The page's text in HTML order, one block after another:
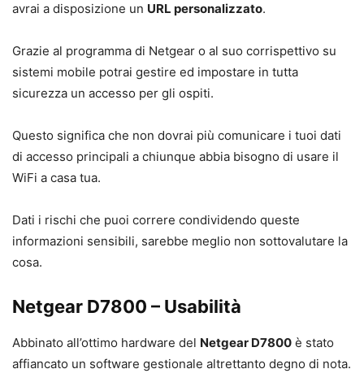
avrai a disposizione un URL personalizzato.
Grazie al programma di Netgear o al suo corrispettivo su
sistemi mobile potrai gestire ed impostare in tutta
sicurezza un accesso per gli ospiti.
Questo significa che non dovrai più comunicare i tuoi dati
di accesso principali a chiunque abbia bisogno di usare il
WiFi a casa tua.
Dati i rischi che puoi correre condividendo queste
informazioni sensibili, sarebbe meglio non sottovalutare la
cosa.
Netgear D7800 – Usabilità
Abbinato all’ottimo hardware del Netgear D7800 è stato
affiancato un software gestionale altrettanto degno di nota.